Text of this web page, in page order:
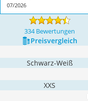
07/2026
334 Bewertungen
Preis­vergleich
Schwarz-Weiß
XXS